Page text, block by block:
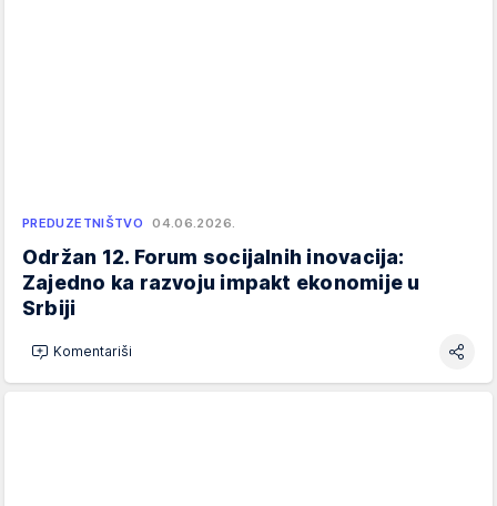
PREDUZETNIŠTVO 04.06.2026.
Održan 12. Forum socijalnih inovacija:
Zajedno ka razvoju impakt ekonomije u
Srbiji
Komentariši